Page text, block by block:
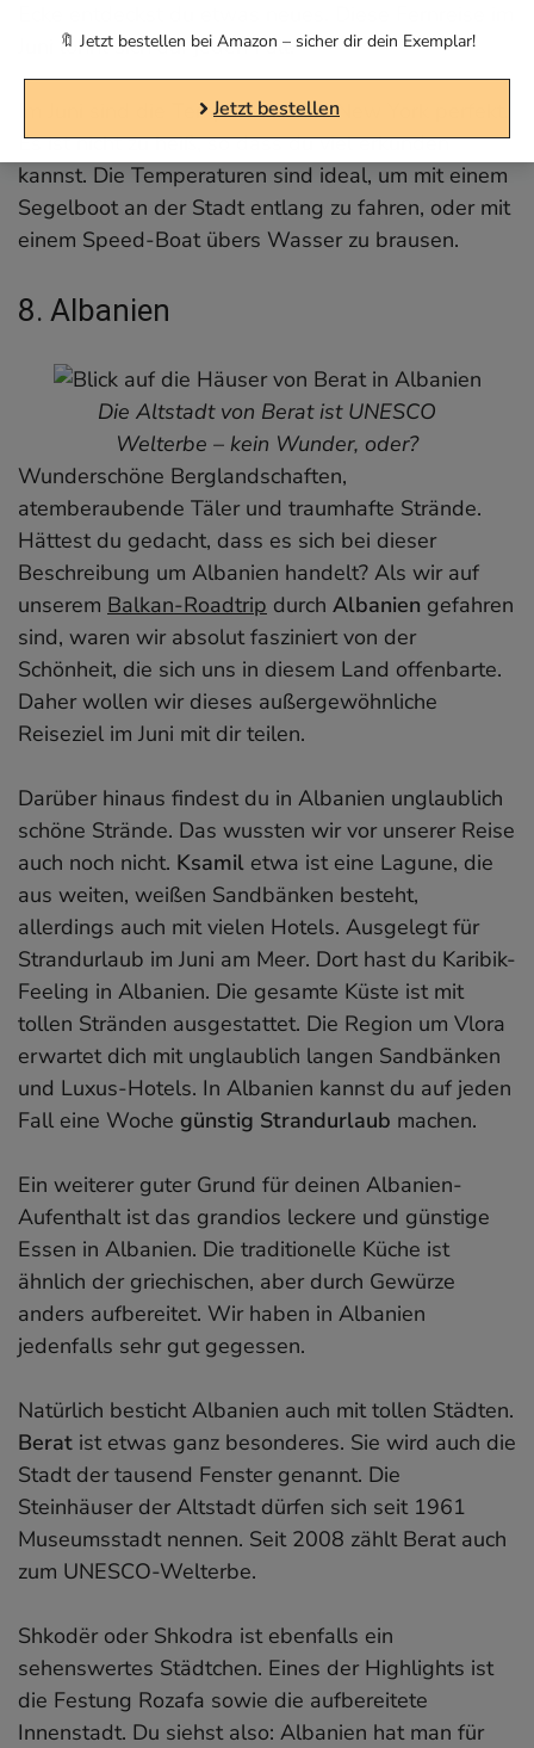
Juni lohnt sich auf jeden Fall.
Im Juni sind die Temperaturen in New York perfekt.
Es ist nicht zu heiß, so dass du viel erkunden
kannst. Die Temperaturen sind ideal, um mit einem
Segelboot an der Stadt entlang zu fahren, oder mit
einem Speed-Boat übers Wasser zu brausen.
8. Albanien
Die Altstadt von Berat ist UNESCO
Welterbe – kein Wunder, oder?
Wunderschöne Berglandschaften,
atemberaubende Täler und traumhafte Strände.
Hättest du gedacht, dass es sich bei dieser
Beschreibung um Albanien handelt? Als wir auf
unserem Balkan-Roadtrip durch Albanien gefahren
sind, waren wir absolut fasziniert von der
Schönheit, die sich uns in diesem Land offenbarte.
Daher wollen wir dieses außergewöhnliche
Reiseziel im Juni mit dir teilen.
Darüber hinaus findest du in Albanien unglaublich
schöne Strände. Das wussten wir vor unserer Reise
auch noch nicht. Ksamil etwa ist eine Lagune, die
aus weiten, weißen Sandbänken besteht,
allerdings auch mit vielen Hotels. Ausgelegt für
Strandurlaub im Juni am Meer. Dort hast du Karibik-
Feeling in Albanien. Die gesamte Küste ist mit
tollen Stränden ausgestattet. Die Region um Vlora
erwartet dich mit unglaublich langen Sandbänken
und Luxus-Hotels. In Albanien kannst du auf jeden
Fall eine Woche günstig Strandurlaub machen.
Ein weiterer guter Grund für deinen Albanien-
Aufenthalt ist das grandios leckere und günstige
Essen in Albanien. Die traditionelle Küche ist
ähnlich der griechischen, aber durch Gewürze
anders aufbereitet. Wir haben in Albanien
jedenfalls sehr gut gegessen.
Natürlich besticht Albanien auch mit tollen Städten.
Berat ist etwas ganz besonderes. Sie wird auch die
Stadt der tausend Fenster genannt. Die
Steinhäuser der Altstadt dürfen sich seit 1961
Museumsstadt nennen. Seit 2008 zählt Berat auch
zum UNESCO-Welterbe.
Shkodër oder Shkodra ist ebenfalls ein
sehenswertes Städtchen. Eines der Highlights ist
die Festung Rozafa sowie die aufbereitete
Innenstadt. Du siehst also: Albanien hat man für
🔖 Jetzt bestellen bei Amazon – sicher dir dein Exemplar!
Jetzt bestellen